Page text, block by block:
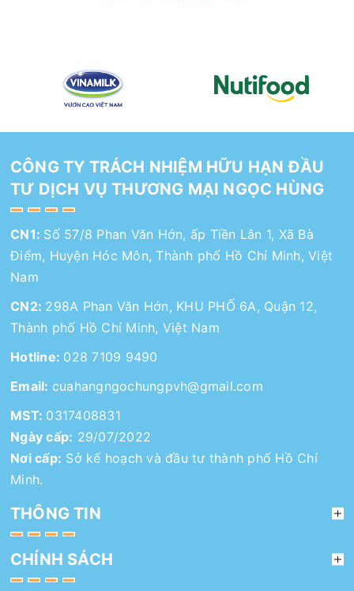
CÔNG TY TRÁCH NHIỆM HỮU HẠN ĐẦU
TƯ DỊCH VỤ THƯƠNG MẠI NGỌC HÙNG
CN1: Số 57/8 Phan Văn Hớn, ấp Tiền Lân 1, Xã Bà
Điểm, Huyện Hóc Môn, Thành phố Hồ Chí Minh, Việt
Nam
CN2: 298A Phan Văn Hớn, KHU PHỐ 6A, Quận 12,
Thành phố Hồ Chí Minh, Việt Nam
Hotline: 028 7109 9490
Email: cuahangngochungpvh@gmail.com
MST: 0317408831
Ngày cấp: 29/07/2022
Nơi cấp: Sở kế hoạch và đầu tư thành phố Hồ Chí
Minh.
THÔNG TIN
CHÍNH SÁCH